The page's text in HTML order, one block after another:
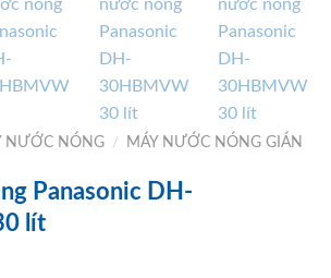
NƯỚC NÓNG /
MÁY NƯỚC NÓNG GIÁN
Panasonic DH-
lít